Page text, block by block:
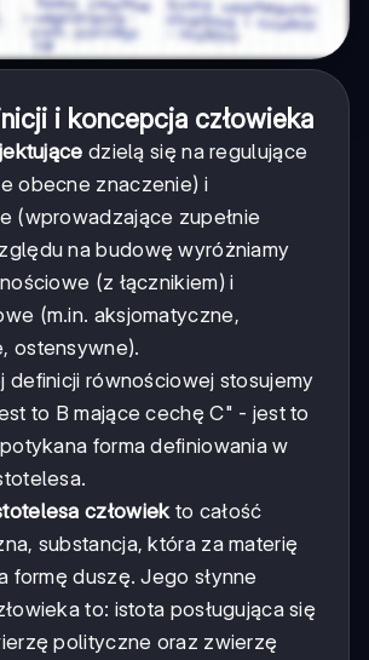
i koncepcja człowieka
dzielą się na regulujące
obecne znaczenie) i
(wprowadzające zupełnie
na budowę wyróżniamy
(z łącznikiem) i
(m.in. aksjomatyczne,
ostensywne).
definicji równościowej stosujemy
to B mające cechę C" - jest to
forma definiowania w
człowiek to całość
substancja, która za materię
formę duszę. Jego słynne
to: istota posługująca się
polityczne oraz zwierzę